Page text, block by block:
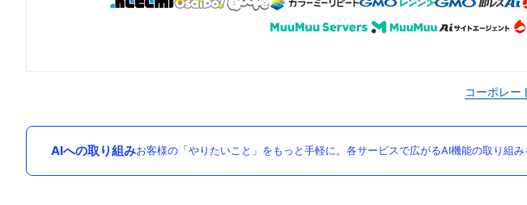
コーポレー
AIへの取り組みお客様の「やりたいこと」をもっと手軽に。各サービスで広がるAI機能の取り組み